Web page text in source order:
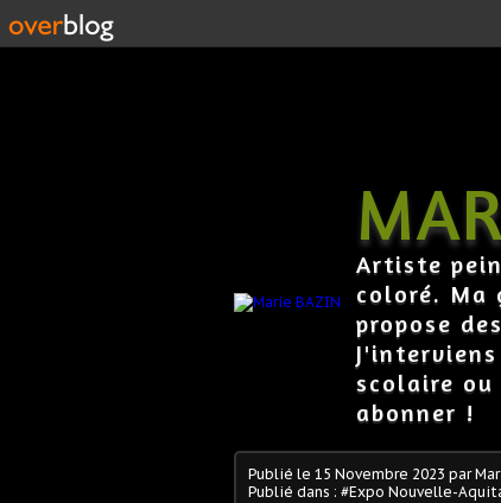
Artiste
coloré. Ma
propose
scolaire
abonner !
Publié le 15 Novembre 2023 par
Publié dans : #Expo Nouvelle-